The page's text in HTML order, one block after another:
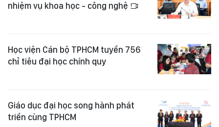
nhiệm vụ khoa học - công nghệ
Học viện Cán bộ TPHCM tuyển 756
chỉ tiêu đại học chính quy
Giáo dục đại học song hành phát
triển cùng TPHCM